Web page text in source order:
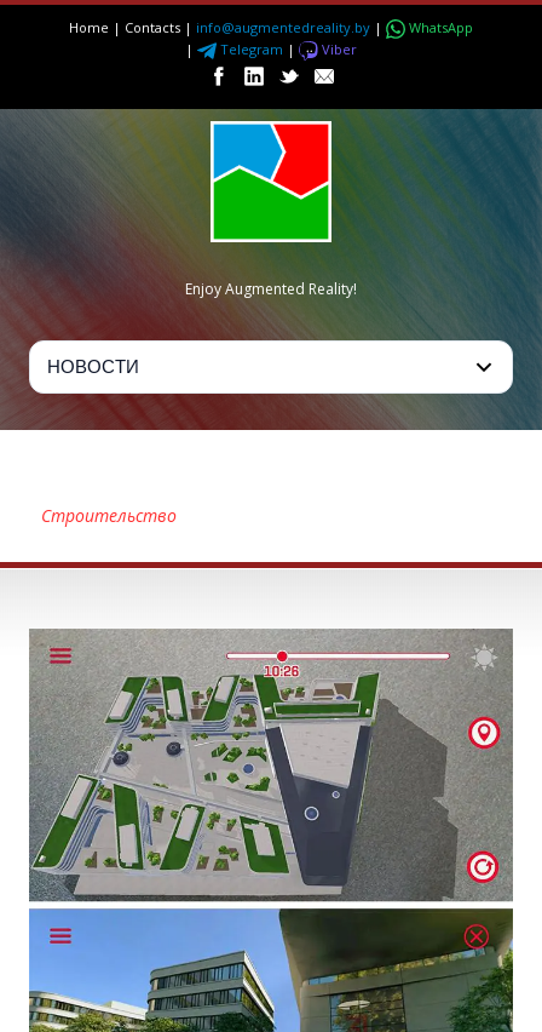
Home | Contacts | info@augmentedreality.by |
WhatsApp
|
Telegram | Viber
Enjoy Augmented Reality!
Строительство